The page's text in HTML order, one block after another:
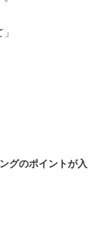
グのポイントが入